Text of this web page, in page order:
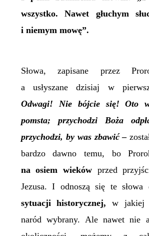
wszystko. Nawet głuchym
i niemym mowę”.
Słowa, zapisane przez
a usłyszane dzisiaj w
Odwagi! Nie bójcie się! Oto
pomsta; przychodzi Boża
przychodzi, by was zbawić–
bardzo dawno temu, bo
na osiem wieków przed
Jezusa. I odnoszą się te słowa
sytuacji historycznej, w jakiej
naród wybrany. Ale nawet nie